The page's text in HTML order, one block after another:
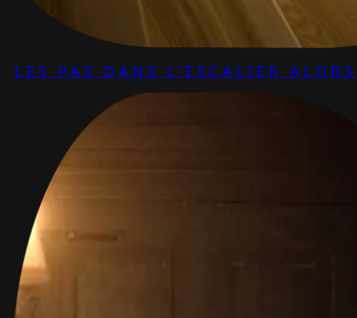
LES PAS DANS L’ESCALIER